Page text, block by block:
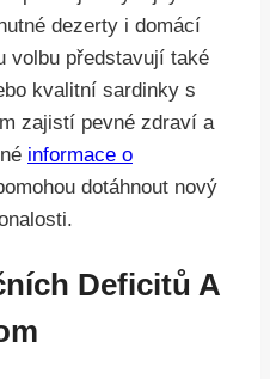
dezerty i domácí
volbu představují také
kvalitní sardinky s
zajistí pevné zdraví a
informace o
dotáhnout nový
Deficitů A